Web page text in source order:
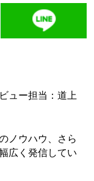
ュー担当：道上
ノウハウ、さら
広く発信してい